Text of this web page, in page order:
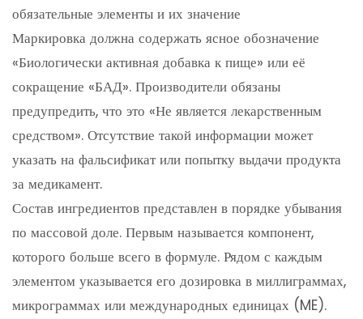
обязательные элементы и их значение
Маркировка должна содержать ясное обозначение
«Биологически активная добавка к пище» или её
сокращение «БАД». Производители обязаны
предупредить, что это «Не является лекарственным
средством». Отсутствие такой информации может
указать на фальсификат или попытку выдачи продукта
за медикамент.
Состав ингредиентов представлен в порядке убывания
по массовой доле. Первым называется компонент,
которого больше всего в формуле. Рядом с каждым
элементом указывается его дозировка в миллиграммах,
микрограммах или международных единицах (ME).